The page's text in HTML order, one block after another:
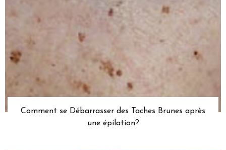
Comment se Débarrasser des Taches Brunes après
une épilation?